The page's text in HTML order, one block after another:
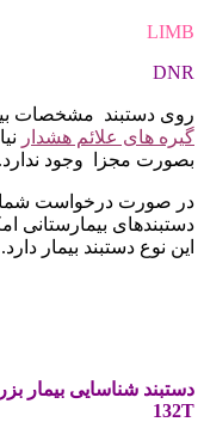
LIMB
DNR
روی دستبند مشخصات
گیره های علائم هشدار
بصورت مجزا وجود ندارد.
در صورت درخواست شما
دستبندهای بیمارستانی
این نوع دستبند بیمار دارد.
دستبند شناسایی بیمار
132T